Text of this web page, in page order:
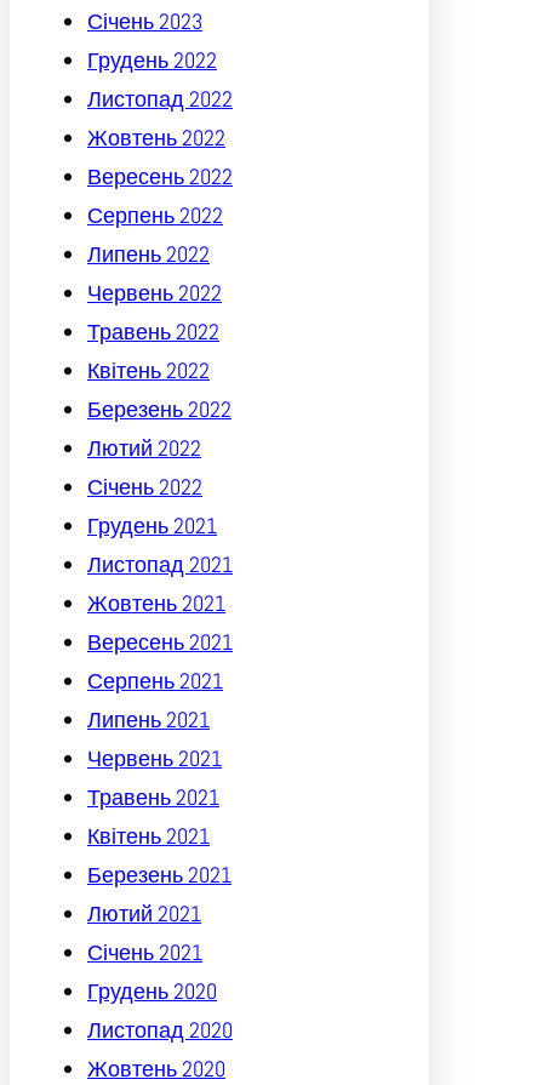
Січень 2023
Грудень 2022
Листопад 2022
Жовтень 2022
Вересень 2022
Серпень 2022
Липень 2022
Червень 2022
Травень 2022
Квітень 2022
Березень 2022
Лютий 2022
Січень 2022
Грудень 2021
Листопад 2021
Жовтень 2021
Вересень 2021
Серпень 2021
Липень 2021
Червень 2021
Травень 2021
Квітень 2021
Березень 2021
Лютий 2021
Січень 2021
Грудень 2020
Листопад 2020
Жовтень 2020